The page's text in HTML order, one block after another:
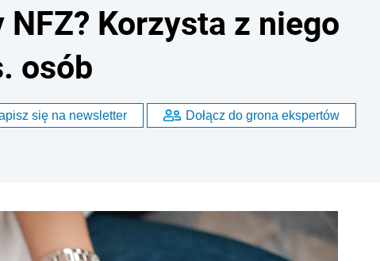
Korzysta z niego
osób
się na newsletter Dołącz do grona ekspertów